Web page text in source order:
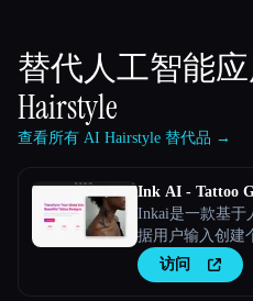
替代人工智能
Hairstyle
查看所有 AI Hairstyle 替代品 →
Ink AI - Tattoo
Inkai是一款基于
据用户输入创建
访问